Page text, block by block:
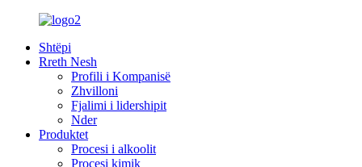
Shtëpi
Rreth Nesh
Profili i Kompanisë
Zhvilloni
Fjalimi i lidershipit
Nder
Produktet
Procesi i alkoolit
Procesi kimik